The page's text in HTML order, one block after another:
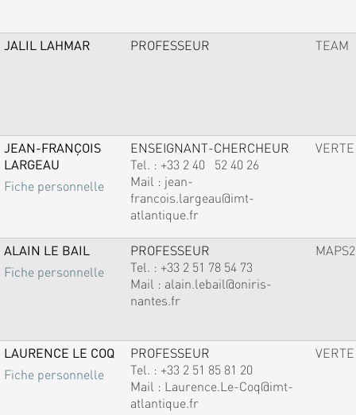
JALIL LAHMAR PROFESSEUR TEAM
JEAN-FRANÇOIS
LARGEAU
Fiche personnelle
ENSEIGNANT-CHERCHEUR
Tel. : +33 2 40 52 40 26
Mail : jean-
francois.largeau@imt-
atlantique.fr
VERTE
ALAIN LE BAIL
Fiche personnelle
PROFESSEUR
Tel. : +33 2 51 78 54 73
Mail : alain.lebail@oniris-
nantes.fr
MAPS2
LAURENCE LE COQ
Fiche personnelle
PROFESSEUR
Tel. : +33 2 51 85 81 20
Mail : Laurence.Le-Coq@imt-
atlantique.fr
VERTE